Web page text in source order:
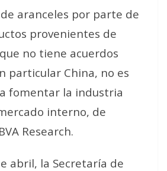
aranceles por parte de
provenientes de
no tiene acuerdos
particular China, no es
fomentar la industria
interno, de
Research.
abril, la Secretaría de